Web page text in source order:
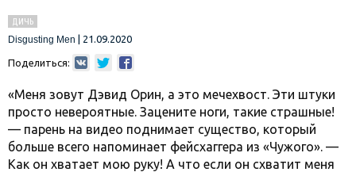
ДИЧЬ
Disgusting Men
21.09.2020
Поделиться:
«Меня зовут Дэвид Орин, а это мечехвост. Эти штуки
просто невероятные. Зацените ноги, такие страшные!
— парень на видео поднимает существо, который
больше всего напоминает фейсхаггера из «Чужого». —
Как он хватает мою руку! А что если он схватит меня